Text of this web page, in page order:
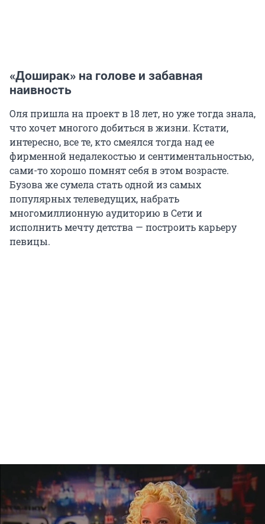
«Доширак» на голове и забавная
наивность
Оля пришла на проект в 18 лет, но уже тогда знала,
что хочет многого добиться в жизни. Кстати,
интересно, все те, кто смеялся тогда над ее
фирменной недалекостью и сентиментальностью,
сами-то хорошо помнят себя в этом возрасте.
Бузова же сумела стать одной из самых
популярных телеведущих, набрать
многомиллионную аудиторию в Сети и
исполнить мечту детства — построить карьеру
певицы.